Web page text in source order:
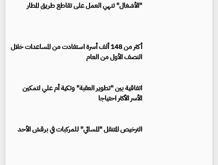
"الأشغال" تنهي العمل على تقاطع طريق المطار
أكثر من 148 ألف أسرة استفادت من المساعدات خلال
النصف الأول من العام
اتفاقية بين "تطوير العقبة" وتكية أم علي لتمكين
الأسر الأكثر احتياجا
الترخيص المتنقل "المسائي" للمركبات في برقش الأحد